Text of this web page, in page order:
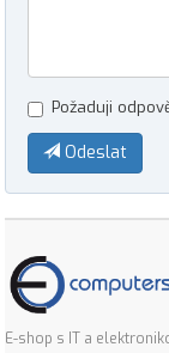
Požaduji
Odeslat
E-shop s IT a